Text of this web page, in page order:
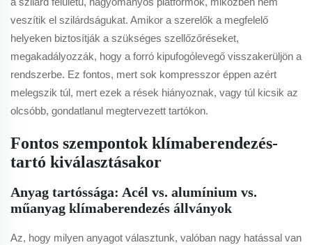
veszítik el szilárdságukat. Amikor a szerelők a megfelelő
helyeken biztosítják a szükséges szellőzőréseket,
megakadályozzák, hogy a forró kipufogólevegő visszakerüljön a
rendszerbe. Ez fontos, mert sok kompresszor éppen azért
melegszik túl, mert ezek a rések hiányoznak, vagy túl kicsik az
olcsóbb, gondatlanul megtervezett tartókon.
Fontos szempontok klímaberendezés-
tartó kiválasztásakor
Anyag tartóssága: Acél vs. alumínium vs.
műanyag klímaberendezés állványok
Az, hogy milyen anyagot választunk, valóban nagy hatással van